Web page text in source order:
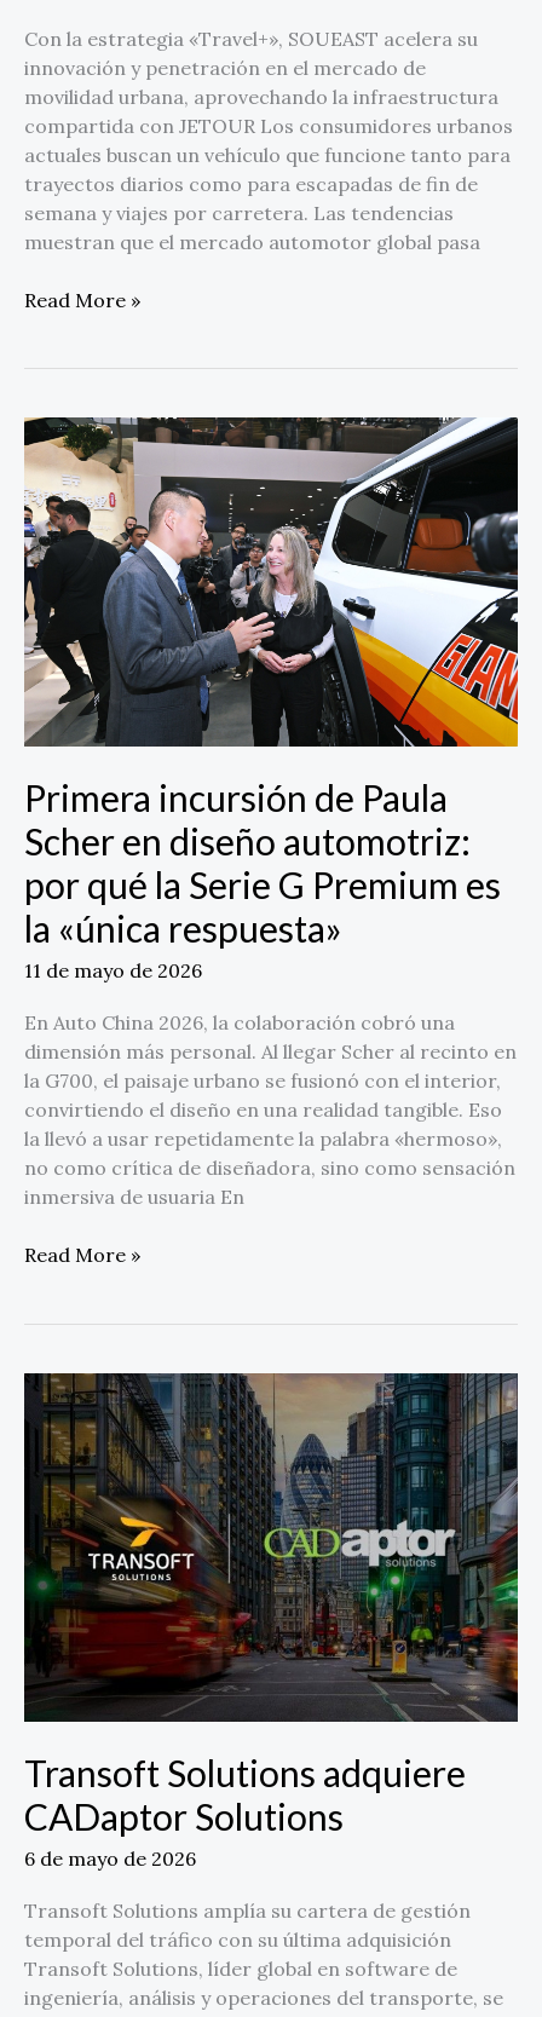
Con la estrategia «Travel+», SOUEAST acelera su
innovación y penetración en el mercado de
movilidad urbana, aprovechando la infraestructura
compartida con JETOUR Los consumidores urbanos
actuales buscan un vehículo que funcione tanto para
trayectos diarios como para escapadas de fin de
semana y viajes por carretera. Las tendencias
muestran que el mercado automotor global pasa
Read More »
Primera incursión de Paula
Scher en diseño automotriz:
por qué la Serie G Premium es
la «única respuesta»
11 de mayo de 2026
En Auto China 2026, la colaboración cobró una
dimensión más personal. Al llegar Scher al recinto en
la G700, el paisaje urbano se fusionó con el interior,
convirtiendo el diseño en una realidad tangible. Eso
la llevó a usar repetidamente la palabra «hermoso»,
no como crítica de diseñadora, sino como sensación
inmersiva de usuaria En
Primera
incursión
de
Paula
Scher
en
diseño
automotriz:
por
qué
la
Serie
G
Premium
es
«única
respuesta»
Read More »
Transoft Solutions adquiere
CADaptor Solutions
6 de mayo de 2026
Transoft Solutions amplía su cartera de gestión
temporal del tráfico con su última adquisición
Transoft Solutions, líder global en software de
ingeniería, análisis y operaciones del transporte, se
Transoft
Solutions
adquiere
CADaptor
Solutions